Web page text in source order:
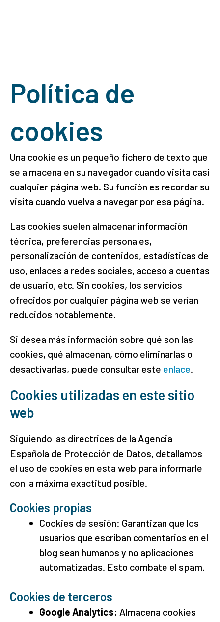
Política de
cookies
Una cookie es un pequeño fichero de texto que
se almacena en su navegador cuando visita casi
cualquier página web. Su función es recordar su
visita cuando vuelva a navegar por esa página.
Las cookies suelen almacenar información
técnica, preferencias personales,
personalización de contenidos, estadísticas de
uso, enlaces a redes sociales, acceso a cuentas
de usuario, etc. Sin cookies, los servicios
ofrecidos por cualquier página web se verían
reducidos notablemente.
Si desea más información sobre qué son las
cookies, qué almacenan, cómo eliminarlas o
desactivarlas, puede consultar este enlace.
Cookies utilizadas en este sitio
web
Siguiendo las directrices de la Agencia
Española de Protección de Datos, detallamos
el uso de cookies en esta web para informarle
con la máxima exactitud posible.
Cookies propias
Cookies de sesión: Garantizan que los
usuarios que escriban comentarios en el
blog sean humanos y no aplicaciones
automatizadas. Esto combate el spam.
Cookies de terceros
Google Analytics: Almacena cookies